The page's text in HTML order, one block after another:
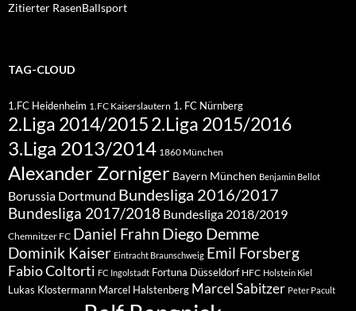
Zitierter RasenBallsport
TAG-CLOUD
1.FC Heidenheim 1.FC Kaiserslautern 1. FC Nürnberg
2.Liga 2014/20152.Liga 2015/2016
3.Liga 2013/2014 1860 München
Alexander Zorniger Bayern München Benjamin Bellot
Borussia Dortmund Bundesliga 2016/2017
Bundesliga 2017/2018 Bundesliga 2018/2019
Chemnitzer FC Daniel Frahn Diego Demme
Dominik Kaiser Eintracht Braunschweig Emil Forsberg
Fabio Coltorti FC Ingolstadt Fortuna Düsseldorf HFC Holstein Kiel
Lukas Klostermann Marcel Halstenberg Marcel Sabitzer Peter Pacult